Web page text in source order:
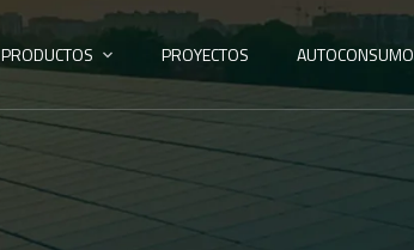
PRODUCTOS PROYECTOS AUTOCONSUMO